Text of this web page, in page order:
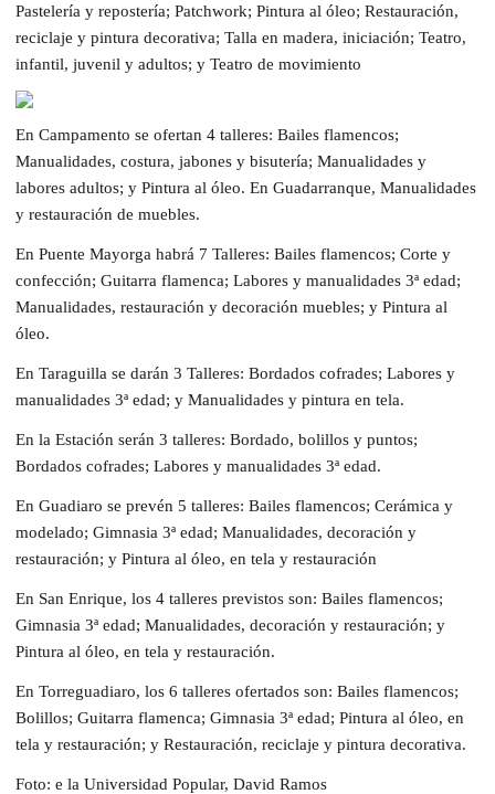
Pastelería y repostería; Patchwork; Pintura al óleo; Restauración,
reciclaje y pintura decorativa; Talla en madera, iniciación; Teatro,
infantil, juvenil y adultos; y Teatro de movimiento
En Campamento se ofertan 4 talleres: Bailes flamencos;
Manualidades, costura, jabones y bisutería; Manualidades y
labores adultos; y Pintura al óleo. En Guadarranque, Manualidades
y restauración de muebles.
En Puente Mayorga habrá 7 Talleres: Bailes flamencos; Corte y
confección; Guitarra flamenca; Labores y manualidades 3ª edad;
Manualidades, restauración y decoración muebles; y Pintura al
óleo.
En Taraguilla se darán 3 Talleres: Bordados cofrades; Labores y
manualidades 3ª edad; y Manualidades y pintura en tela.
En la Estación serán 3 talleres: Bordado, bolillos y puntos;
Bordados cofrades; Labores y manualidades 3ª edad.
En Guadiaro se prevén 5 talleres: Bailes flamencos; Cerámica y
modelado; Gimnasia 3ª edad; Manualidades, decoración y
restauración; y Pintura al óleo, en tela y restauración
En San Enrique, los 4 talleres previstos son: Bailes flamencos;
Gimnasia 3ª edad; Manualidades, decoración y restauración; y
Pintura al óleo, en tela y restauración.
En Torreguadiaro, los 6 talleres ofertados son: Bailes flamencos;
Bolillos; Guitarra flamenca; Gimnasia 3ª edad; Pintura al óleo, en
tela y restauración; y Restauración, reciclaje y pintura decorativa.
Foto: e la Universidad Popular, David Ramos